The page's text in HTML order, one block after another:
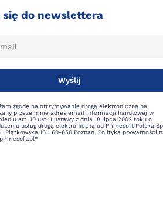
się do newslettera
zgodę na otrzymywanie drogą elektroniczną na
przeze mnie adres email informacji handlowej w
art. 10 ust. 1 ustawy z dnia 18 lipca 2002 roku o
usług drogą elektroniczną od Primesoft Polska
Piątkowska 161, 60-650 Poznań. Polityka prywatności